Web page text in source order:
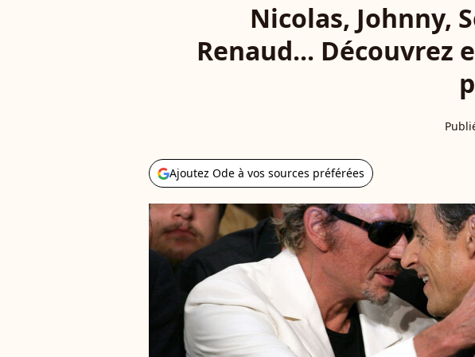
Nicolas, Johnny,
Renaud... Découvrez
Ajoutez Ode à vos sources préférées